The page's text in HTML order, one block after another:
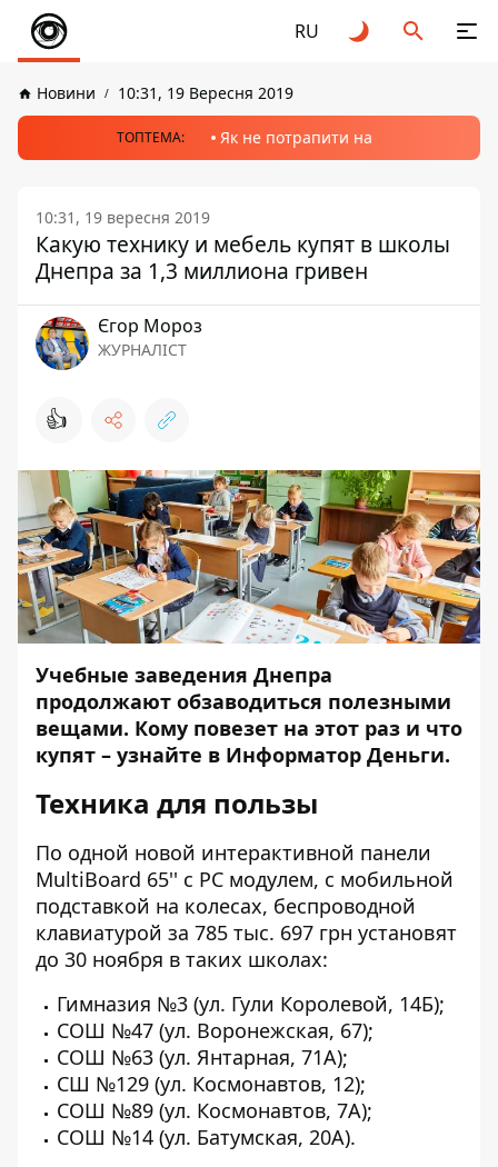
RU
Новини 10:31, 19 Вересня 2019
ТОПТЕМА: Як не потрапити на
10:31, 19 вересня 2019
Какую технику и мебель купят в школы
Днепра за 1,3 миллиона гривен
Єгор Мороз
ЖУРНАЛІСТ
👍
Учебные заведения Днепра
продолжают обзаводиться полезными
вещами. Кому повезет на этот раз и что
купят – узнайте в Информатор Деньги.
Техника для пользы
По одной новой интерактивной панели
MultiBoard 65'' с PC модулем, с мобильной
подставкой на колесах, беспроводной
клавиатурой за 785 тыс. 697 грн установят
до 30 ноября в таких школах:
Гимназия №3 (ул. Гули Королевой, 14Б);
СОШ №47 (ул. Воронежская, 67);
СОШ №63 (ул. Янтарная, 71А);
СШ №129 (ул. Космонавтов, 12);
СОШ №89 (ул. Космонавтов, 7А);
СОШ №14 (ул. Батумская, 20А).